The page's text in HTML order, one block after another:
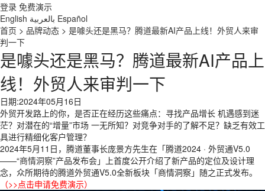
登录 免费演示
English بالعربية Español
首页 > 品牌动态 > 是噱头还是黑马？腾道最新AI产品上线！外贸人来审
判一下
是噱头还是黑马？腾道最新AI产品上
线！外贸人来审判一下
日期:2024年05月16日
外贸开发路上的你，是否正在经历这些痛点：寻找产品增长 机遇感到迷
茫？对潜在的“增量”市场 一无所知？对竞争对手的了解不足？缺乏有效工
具进行精细化客户管理？
2024年5月11日，腾道董事长庞景方先生在「腾道2024 · 外贸通V5.0
——“商情洞察”产品发布会」上首度公开介绍了新产品的定位及设计理
念，众所期待的腾道外贸通V5.0全新板块「商情洞察」随之正式发布。
（>>点击申请免费演示）